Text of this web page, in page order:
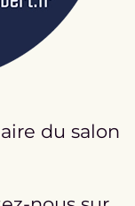
du salon